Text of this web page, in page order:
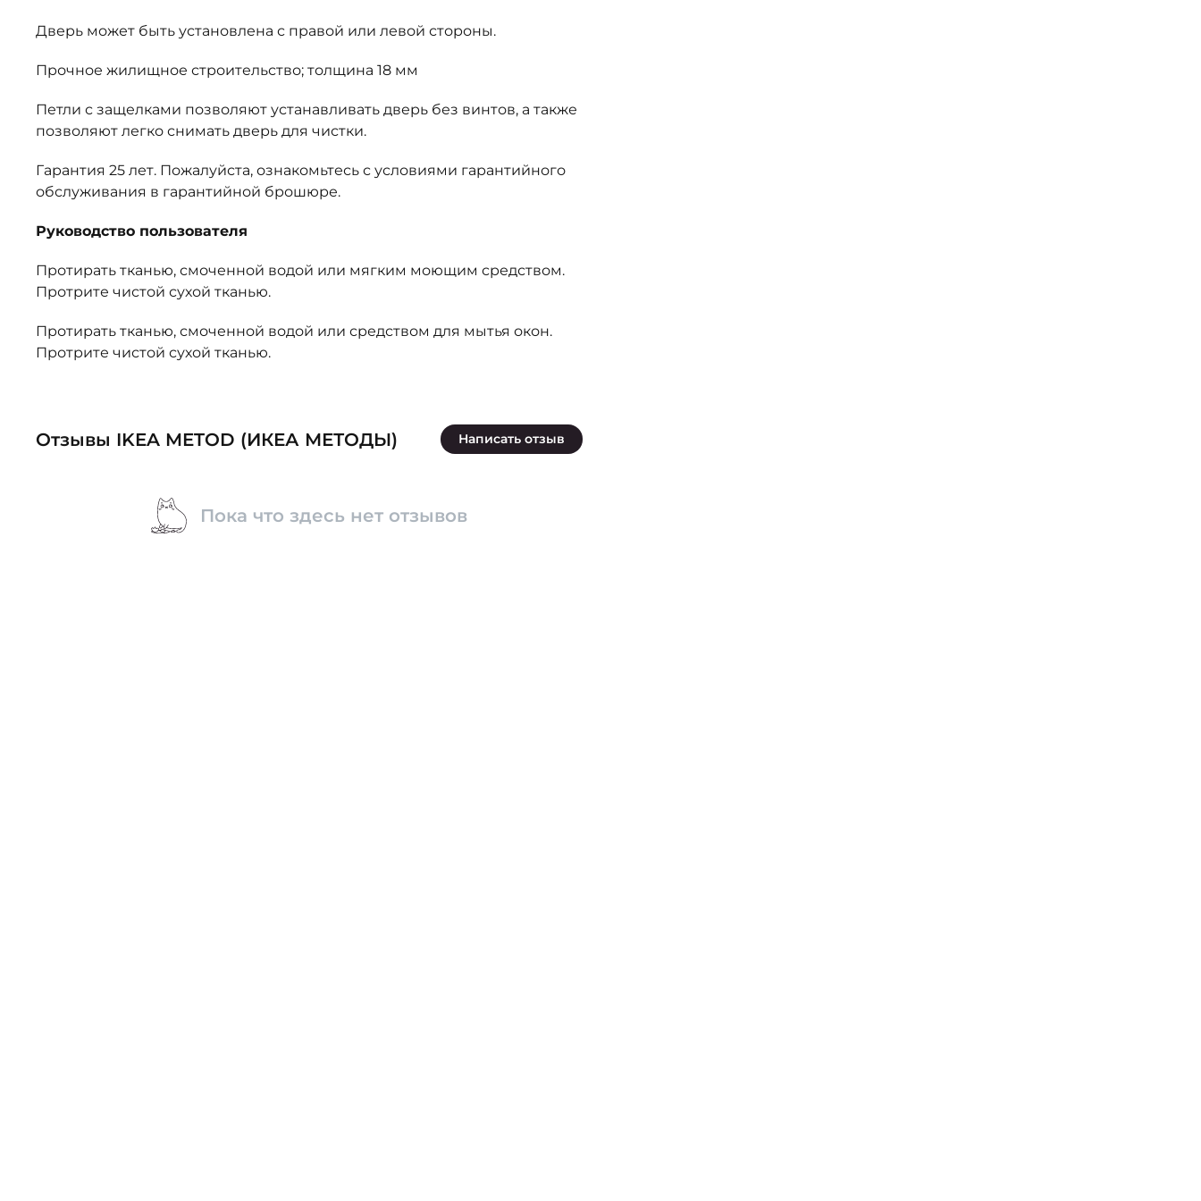
Дверь может быть установлена с правой или левой стороны.
Прочное жилищное строительство; толщина 18 мм
Петли с защелками позволяют устанавливать дверь без винтов, а также
позволяют легко снимать дверь для чистки.
Гарантия 25 лет. Пожалуйста, ознакомьтесь с условиями гарантийного
обслуживания в гарантийной брошюре.
Руководство пользователя
Протирать тканью, смоченной водой или мягким моющим средством.
Протрите чистой сухой тканью.
Протирать тканью, смоченной водой или средством для мытья окон.
Протрите чистой сухой тканью.
Отзывы IKEA METOD (ИКЕА МЕТОДЫ) Написать отзыв
Пока что здесь нет отзывов